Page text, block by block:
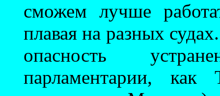
сможем лучше
плавая на разных
опасность
парламентарии,